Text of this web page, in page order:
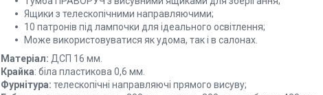
Ящики з телескопічними направляючими;
10 патронів під лампочки для ідеального освітлення;
Може використовуватися як удома, так і в салонах.
Матеріал: ДСП 16 мм.
Крайка: біла пластикова 0,6 мм.
Фурнітура: телескопічні направляючі прямого висуву;